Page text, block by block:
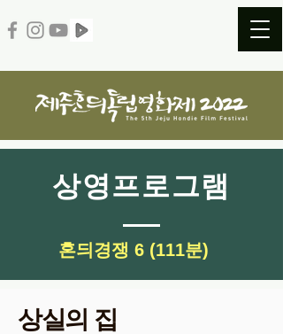
​상영프로그램
​혼듸경쟁 6 (111분)
상실의 집